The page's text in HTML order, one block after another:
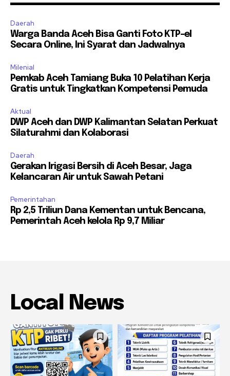
Daerah
Warga Banda Aceh Bisa Ganti Foto KTP-el
Secara Online, Ini Syarat dan Jadwalnya
Milenial
Pemkab Aceh Tamiang Buka 10 Pelatihan Kerja
Gratis untuk Tingkatkan Kompetensi Pemuda
Aktual
DWP Aceh dan DWP Kalimantan Selatan Perkuat
Silaturahmi dan Kolaborasi
Daerah
Gerakan Irigasi Bersih di Aceh Besar, Jaga
Kelancaran Air untuk Sawah Petani
Pemerintahan
Rp 2,5 Triliun Dana Kementan untuk Bencana,
Pemerintah Aceh kelola Rp 9,7 Miliar
Local News